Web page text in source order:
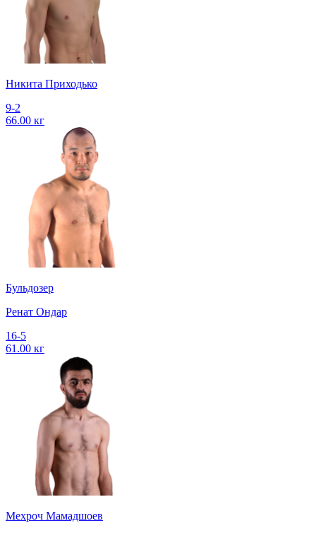
Никита Приходько
9-2
66.00 кг
Бульдозер
Ренат Ондар
16-5
61.00 кг
Мехроч Мамадшоев